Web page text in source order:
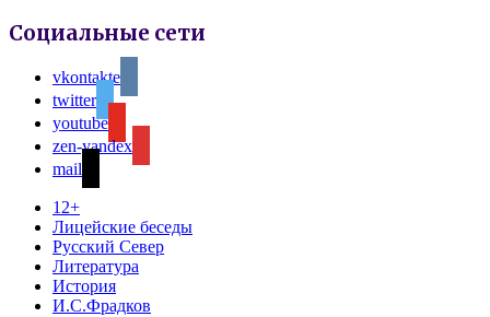
Социальные сети
vkontakte
twitter
youtube
zen-yandex
mail
12+
Лицейские беседы
Русский Север
Литература
История
И.С.Фрадков